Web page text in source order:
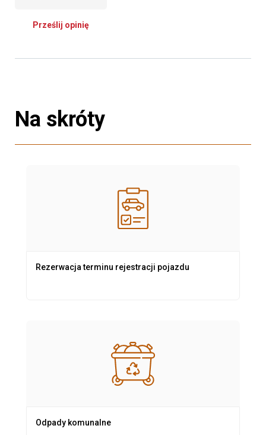
Prześlij opinię
Na skróty
Rezerwacja terminu rejestracji pojazdu
Odpady komunalne